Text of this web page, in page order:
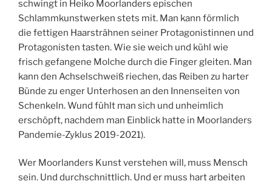
schwingt in Heiko Moorlanders epischen
Schlammkunstwerken stets mit. Man kann förmlich
die fettigen Haarsträhnen seiner Protagonistinnen und
Protagonisten tasten. Wie sie weich und kühl wie
frisch gefangene Molche durch die Finger gleiten. Man
kann den Achselschweiß riechen, das Reiben zu harter
Bünde zu enger Unterhosen an den Innenseiten von
Schenkeln. Wund fühlt man sich und unheimlich
erschöpft, nachdem man Einblick hatte in Moorlanders
Pandemie-Zyklus 2019-2021).
Wer Moorlanders Kunst verstehen will, muss Mensch
sein. Und durchschnittlich. Und er muss hart arbeiten